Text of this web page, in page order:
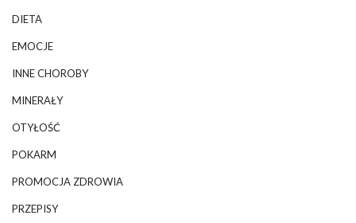
DIETA
EMOCJE
INNE CHOROBY
MINERAŁY
OTYŁOŚĆ
POKARM
PROMOCJA ZDROWIA
PRZEPISY